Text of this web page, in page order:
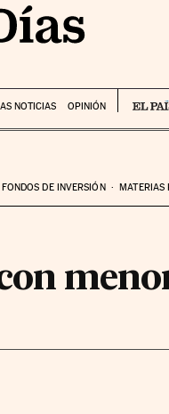
NOTICIAS OPINIÓN
FONDOS DE INVERSIÓN MATERIAS
con